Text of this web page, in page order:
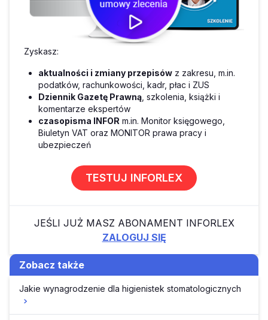
Zyskasz:
aktualności i zmiany przepisów z zakresu, m.in.
podatków, rachunkowości, kadr, płac i ZUS
Dziennik Gazetę Prawną , szkolenia, książki i
komentarze ekspertów
czasopisma INFOR m.in. Monitor księgowego,
Biuletyn VAT oraz MONITOR prawa pracy i
ubezpieczeń
TESTUJ INFORLEX
JEŚLI JUŻ MASZ ABONAMENT INFORLEX
ZALOGUJ SIĘ
Zobacz także
Jakie wynagrodzenie dla higienistek stomatologicznych